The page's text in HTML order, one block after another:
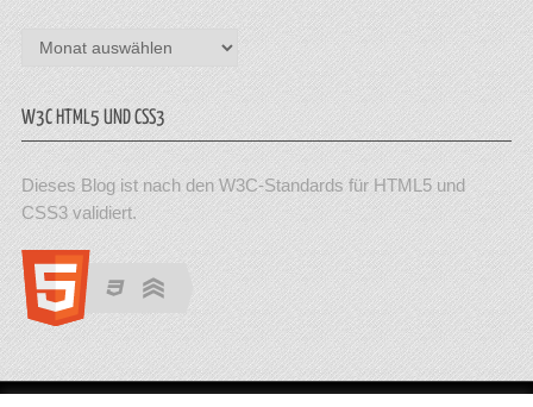
Archiv
W3C HTML5 UND CSS3
Dieses Blog ist nach den W3C-Standards für HTML5 und
CSS3 validiert.